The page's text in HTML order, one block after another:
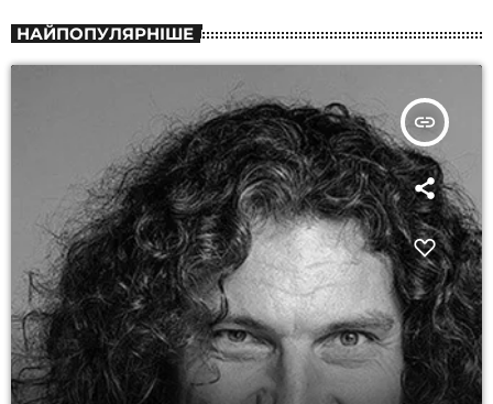
НАЙПОПУЛЯРНІШЕ
insert_link